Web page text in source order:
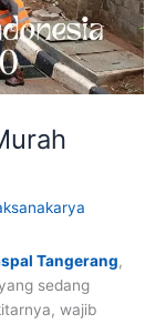
Tangerang,
sedang
wajib